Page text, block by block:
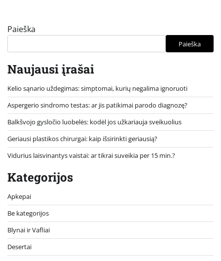
Paieška
Paieška
Naujausi įrašai
Kelio sąnario uždegimas: simptomai, kurių negalima ignoruoti
Aspergerio sindromo testas: ar jis patikimai parodo diagnozę?
Balkšvojo gysločio luobelės: kodėl jos užkariauja sveikuolius
Geriausi plastikos chirurgai: kaip išsirinkti geriausią?
Vidurius laisvinantys vaistai: ar tikrai suveikia per 15 min.?
Kategorijos
Apkepai
Be kategorijos
Blynai ir Vafliai
Desertai